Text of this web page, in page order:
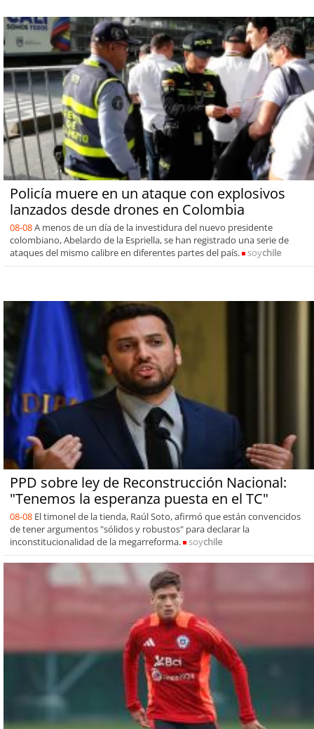
Policía muere en un ataque con explosivos
lanzados desde drones en Colombia
08-08A menos de un día de la investidura del nuevo presidente
colombiano, Abelardo de la Espriella, se han registrado una serie de
ataques del mismo calibre en diferentes partes del país.
soychile
PPD sobre ley de Reconstrucción Nacional:
"Tenemos la esperanza puesta en el TC"
08-08 El timonel de la tienda, Raúl Soto, afirmó que están convencidos
de tener argumentos "sólidos y robustos" para declarar la
inconstitucionalidad de la megarreforma.
soychile